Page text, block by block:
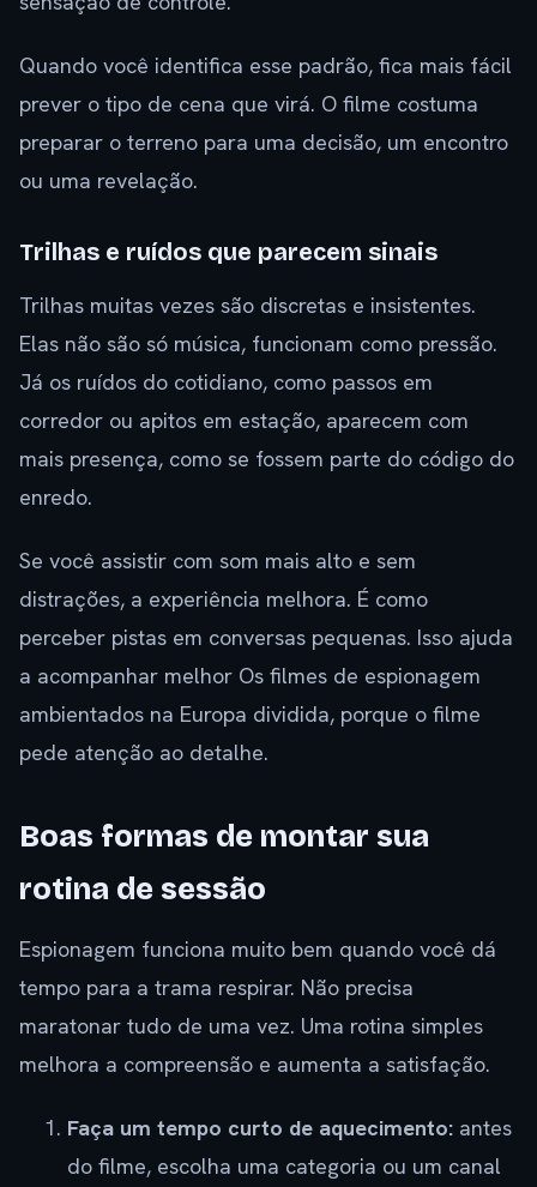
Quando você identifica esse padrão, fica mais fácil
prever o tipo de cena que virá. O filme costuma
preparar o terreno para uma decisão, um encontro
ou uma revelação.
Trilhas e ruídos que parecem sinais
Trilhas muitas vezes são discretas e insistentes.
Elas não são só música, funcionam como pressão.
Já os ruídos do cotidiano, como passos em
corredor ou apitos em estação, aparecem com
mais presença, como se fossem parte do código do
enredo.
Se você assistir com som mais alto e sem
distrações, a experiência melhora. É como
perceber pistas em conversas pequenas. Isso ajuda
a acompanhar melhor Os filmes de espionagem
ambientados na Europa dividida, porque o filme
pede atenção ao detalhe.
Boas formas de montar sua
rotina de sessão
Espionagem funciona muito bem quando você dá
tempo para a trama respirar. Não precisa
maratonar tudo de uma vez. Uma rotina simples
melhora a compreensão e aumenta a satisfação.
Faça um tempo curto de aquecimento: antes
do filme, escolha uma categoria ou um canal